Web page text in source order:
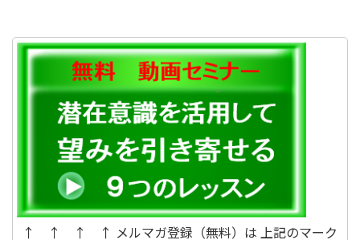
↑ ↑ ↑ ↑ メルマガ登録（無料）は 上記のマーク